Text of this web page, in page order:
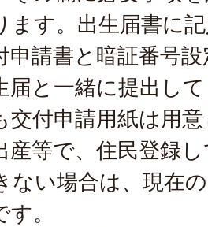
ます。出生届書に
申請書と暗証番号
届と一緒に提出し
交付申請用紙は用
産等で、住民登録
ない場合は、現在
。